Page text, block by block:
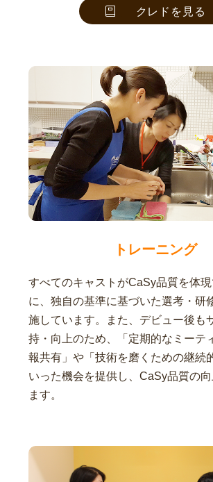
クレドを見る
トレーニング
すべてのキャストがCaSy品質を体現
に、独自の基準に基づいた選考・研
施しています。また、デビュー後も
持・向上のため、「定期的なミーテ
報共有」や「技術を磨くための継続
いった機会を提供し、CaSy品質の
ます。